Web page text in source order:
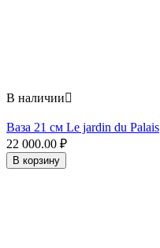
В наличии
Ваза 21 см Le jardin du Palais
22 000.00 ₽
В корзину